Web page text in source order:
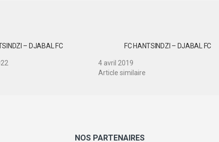
– DJABAL FC FC HANTSINDZI – DJABAL FC
4 avril 2019
Article similaire
NOS PARTENAIRES